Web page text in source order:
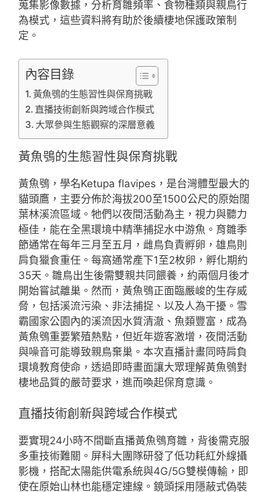
蒐集影像數據，分析育雛頻率、食物種類與親鳥行
為模式，這些資料將有助於後續棲地保護政策制
定。
內容目錄
黃魚鴞的生態習性與保育挑戰
直播技術創新與跨域合作模式
大眾參與生態觀察的深層意義
黃魚鴞的生態習性與保育挑戰
黃魚鴞，學名Ketupa flavipes，是台灣體型最大的
貓頭鷹，主要分佈於海拔200至1500公尺的原始闊
葉林溪流區域。牠們以夜間活動為主，視力與聽力
極佳，能在全黑環境中精準捕捉水中游魚。育雛季
節通常在每年三月至五月，雌鳥負責孵卵，雄鳥則
肩負獵食重任。每窩通常產下1至2枚卵，孵化期約
35天。雛鳥出生後需雙親共同餵養，約兩個月後才
開始嘗試離巢。然而，黃魚鴞正面臨嚴峻的生存威
脅，包括溪流污染、非法捕捉、以及人為干擾。雪
霸國家公園內的溪流因水質清澈、魚類豐富，成為
黃魚鴞重要繁殖熱點，但近年遊客激增，夜間活動
與噪音可能導致親鳥棄巢。本次直播計畫同時肩負
環境教育使命，透過即時畫面讓大眾理解黃魚鴞對
棲地品質的嚴苛要求，進而喚起保育意識。
直播技術創新與跨域合作模式
要實現24小時不間斷直播黃魚鴞育雛，背後需克服
多重技術難關。屏科大團隊研發了低功耗紅外線攝
影機，搭配太陽能供電系統與4G/5G雙模傳輸，即
使在原始山林也能穩定連線。鏡頭採用隱蔽式偽裝